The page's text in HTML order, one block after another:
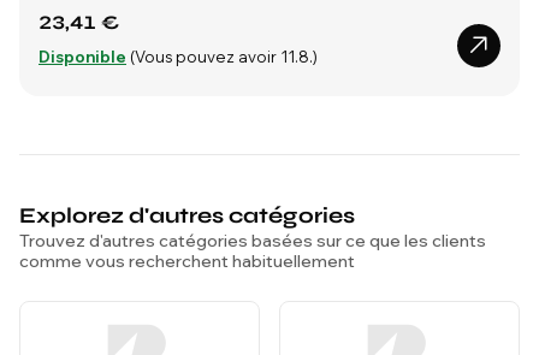
23,41 €
Disponible (Vous pouvez avoir 11.8.)
Explorez d'autres catégories
Trouvez d'autres catégories basées sur ce que les clients
comme vous recherchent habituellement